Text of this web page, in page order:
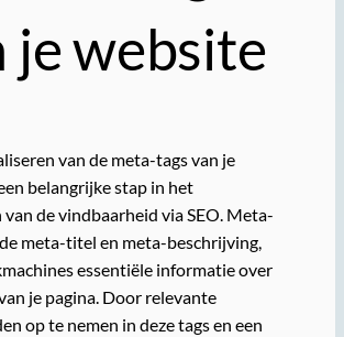
je website
van de meta-tags van je
belangrijke stap in het
de vindbaarheid via SEO. Meta-
meta-titel en meta-beschrijving,
essentiële informatie over
je pagina. Door relevante
op te nemen in deze tags en een